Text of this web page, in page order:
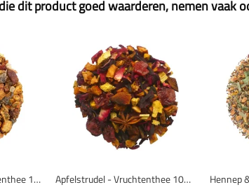
dit product goed waarderen, nemen vaak
Peach Cocktail - vruchtenthee 100 gram - Café du Jour losse thee Apfelstrudel - Vruchtenthee 100 gram - Café du Jour losse thee